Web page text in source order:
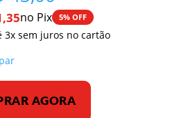
de
preço:
R$ 33,00
no Pix 5% OFF
3x sem juros no cartão
AGORA